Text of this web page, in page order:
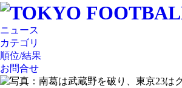
ニュース
カテゴリ
順位/結果
お問合せ